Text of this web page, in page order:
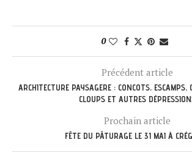
0
Précédent article
ARCHITECTURE PAYSAGERE : CONCOTS,
CLOUPS ET AUTRES
Prochain article
FÊTE DU PÂTURAGE LE 31 MAI À